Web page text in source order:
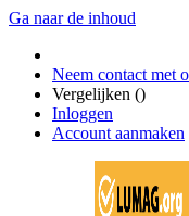
Ga naar de inhoud
Neem contact met
Vergelijken ()
Inloggen
Account aanmaken